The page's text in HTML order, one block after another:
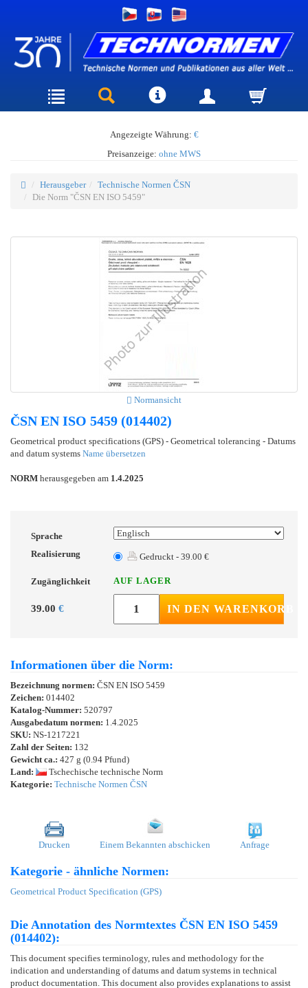
Angezeigte Währung: €
Preisanzeige: ohne MWS
Herausgeber
Technische Normen ČSN
Die Norm "ČSN EN ISO 5459"
Normansicht
ČSN EN ISO 5459 (014402)
Geometrical product specifications (GPS) - Geometrical tolerancing - Datums
and datum systems Name übersetzen
NORM herausgegeben am 1.4.2025
Sprache
Realisierung
Gedruckt - 39.00 €
Zugänglichkeit AUF LAGER
39.00 € IN DEN WARENKORB
Informationen über die Norm:
Bezeichnung normen: ČSN EN ISO 5459
Zeichen: 014402
Katalog-Nummer: 520797
Ausgabedatum normen: 1.4.2025
SKU: NS-1217221
Zahl der Seiten: 132
Gewicht ca.: 427 g (0.94 Pfund)
Land:
Tschechische technische Norm
Kategorie: Technische Normen ČSN
Drucken Einem Bekannten abschicken Anfrage
Kategorie - ähnliche Normen:
Geometrical Product Specification (GPS)
Die Annotation des Normtextes ČSN EN ISO 5459
(014402):
This document specifies terminology, rules and methodology for the
indication and understanding of datums and datum systems in technical
product documentation. This document also provides explanations to assist